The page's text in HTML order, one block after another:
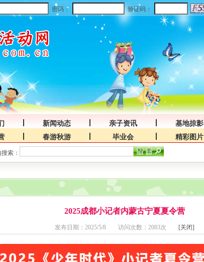
密码： 验证码：
新闻动态 亲子资讯 基地掠影
春游秋游 毕业会 精彩图片
索：
2025成都小记者内蒙古宁夏夏令营
发布日期：2025/5/8 访问次数：2083次 [关闭]